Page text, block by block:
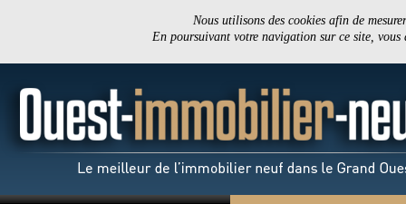
Nous utilisons des cookies afin de
En poursuivant votre navigation sur ce site,